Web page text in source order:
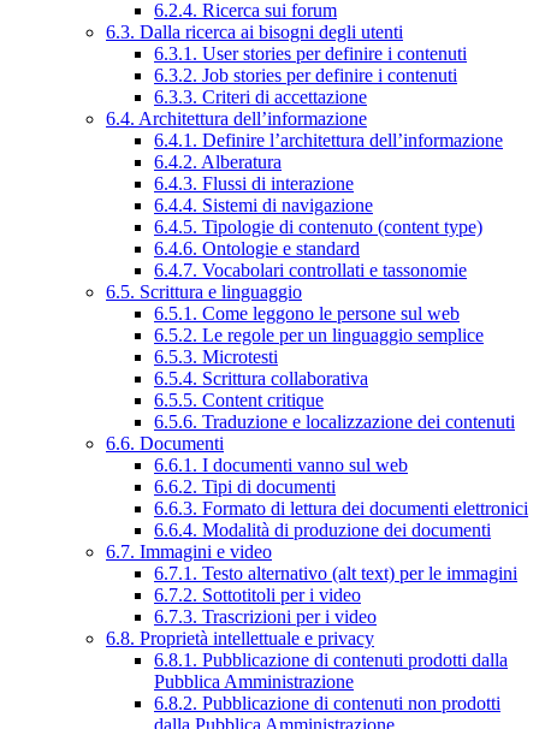
6.2.4. Ricerca sui forum
6.3. Dalla ricerca ai bisogni degli utenti
6.3.1. User stories per definire i contenuti
6.3.2. Job stories per definire i contenuti
6.3.3. Criteri di accettazione
6.4. Architettura dell’informazione
6.4.1. Definire l’architettura dell’informazione
6.4.2. Alberatura
6.4.3. Flussi di interazione
6.4.4. Sistemi di navigazione
6.4.5. Tipologie di contenuto (content type)
6.4.6. Ontologie e standard
6.4.7. Vocabolari controllati e tassonomie
6.5. Scrittura e linguaggio
6.5.1. Come leggono le persone sul web
6.5.2. Le regole per un linguaggio semplice
6.5.3. Microtesti
6.5.4. Scrittura collaborativa
6.5.5. Content critique
6.5.6. Traduzione e localizzazione dei contenuti
6.6. Documenti
6.6.1. I documenti vanno sul web
6.6.2. Tipi di documenti
6.6.3. Formato di lettura dei documenti elettronici
6.6.4. Modalità di produzione dei documenti
6.7. Immagini e video
6.7.1. Testo alternativo (alt text) per le immagini
6.7.2. Sottotitoli per i video
6.7.3. Trascrizioni per i video
6.8. Proprietà intellettuale e privacy
6.8.1. Pubblicazione di contenuti prodotti dalla
Pubblica Amministrazione
6.8.2. Pubblicazione di contenuti non prodotti
dalla Pubblica Amministrazione